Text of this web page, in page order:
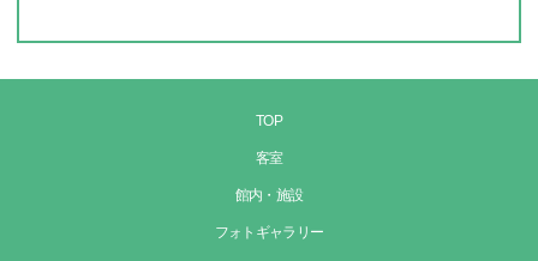
TOP
客室
館内・施設
フォトギャラリー